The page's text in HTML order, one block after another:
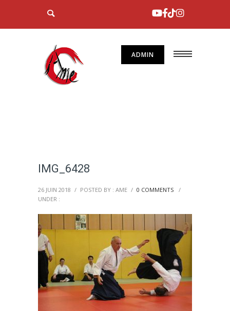
ADMIN
IMG_6428
26 JUIN 2018 / POSTED BY : AME / 0 COMMENTS
/
UNDER :